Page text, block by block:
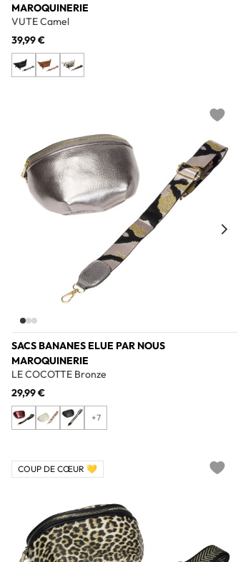
MAROQUINERIE
VUTE Camel
39,99 €
SACS BANANES ELUE PAR NOUS
MAROQUINERIE
LE COCOTTE Bronze
29,99 €
+7
COUP DE CŒUR 💛